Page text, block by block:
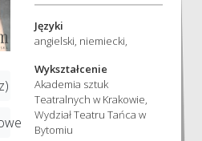
Języki
angielski, niemiecki,
Wykształcenie
Akademia sztuk
Teatralnych w Krakowie,
Wydział Teatru Tańca w
Bytomiu